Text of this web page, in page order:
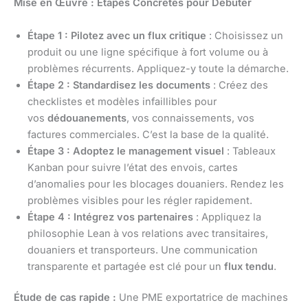
Mise en Œuvre : Étapes Concrètes pour Débuter
Étape 1 : Pilotez avec un flux critique : Choisissez un
produit ou une ligne spécifique à fort volume ou à
problèmes récurrents. Appliquez-y toute la démarche.
Étape 2 : Standardisez les documents : Créez des
checklistes et modèles infaillibles pour
vos dédouanements, vos connaissements, vos
factures commerciales. C’est la base de la qualité.
Étape 3 : Adoptez le management visuel : Tableaux
Kanban pour suivre l’état des envois, cartes
d’anomalies pour les blocages douaniers. Rendez les
problèmes visibles pour les régler rapidement.
Étape 4 : Intégrez vos partenaires : Appliquez la
philosophie Lean à vos relations avec transitaires,
douaniers et transporteurs. Une communication
transparente et partagée est clé pour un flux tendu.
Étude de cas rapide : Une PME exportatrice de machines